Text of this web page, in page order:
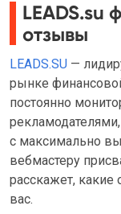
LEADS.su
отзывы
LEADS.SU —
рынке
постоянно
с максимально
вебмастеру
расскажет,
вас.